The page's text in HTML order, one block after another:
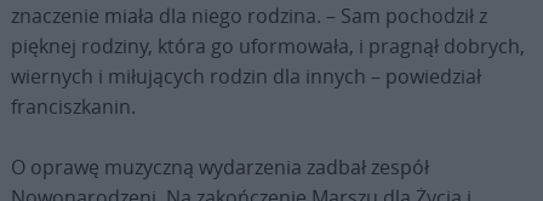
znaczenie miała dla niego rodzina. – Sam pochodził z
pięknej rodziny, która go uformowała, i pragnął dobrych,
wiernych i miłujących rodzin dla innych – powiedział
franciszkanin.
O oprawę muzyczną wydarzenia zadbał zespół